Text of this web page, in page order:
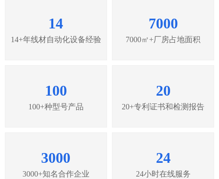
14
14+年线材自动化设备经验
7000
7000㎡+厂房占地面积
100
100+种型号产品
20
20+专利证书和检测报告
3000
3000+知名合作企业
24
24小时在线服务